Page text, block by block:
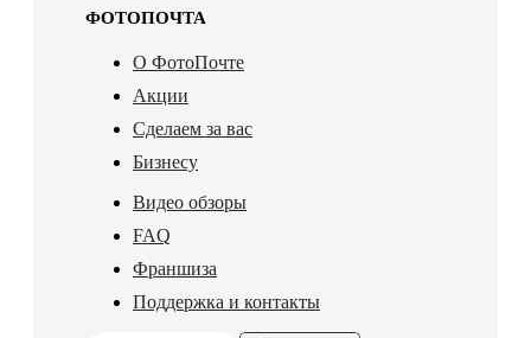
ФОТОПОЧТА
О ФотоПочте
Акции
Сделаем за вас
Бизнесу
Видео обзоры
FAQ
Франшиза
Поддержка и контакты